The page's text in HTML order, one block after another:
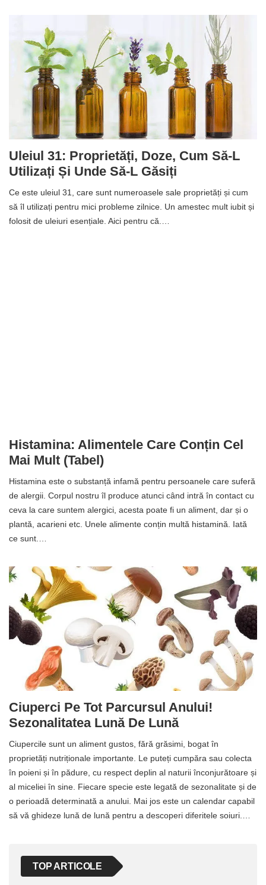
Uleiul 31: Proprietăți, Doze, Cum Să-L
Utilizați Și Unde Să-L Găsiți
Ce este uleiul 31, care sunt numeroasele sale proprietăți și cum
să îl utilizați pentru mici probleme zilnice. Un amestec mult iubit și
folosit de uleiuri esențiale. Aici pentru că.…
Histamina: Alimentele Care Conțin Cel
Mai Mult (tabel)
Histamina este o substanță infamă pentru persoanele care suferă
de alergii. Corpul nostru îl produce atunci când intră în contact cu
ceva la care suntem alergici, acesta poate fi un aliment, dar și o
plantă, acarieni etc. Unele alimente conțin multă histamină. Iată
ce sunt.…
Ciuperci Pe Tot Parcursul Anului!
Sezonalitatea Lună De Lună
Ciupercile sunt un aliment gustos, fără grăsimi, bogat în
proprietăți nutriționale importante. Le puteți cumpăra sau colecta
în poieni și în pădure, cu respect deplin al naturii înconjurătoare și
al miceliei în sine. Fiecare specie este legată de sezonalitate și de
o perioadă determinată a anului. Mai jos este un calendar capabil
să vă ghideze lună de lună pentru a descoperi diferitele soiuri.…
TOP ARTICOLE